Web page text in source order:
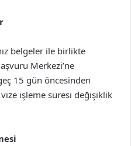
belgeler ile birlikte
Merkezi’ne
15 gün öncesinden
işleme süresi değişiklik